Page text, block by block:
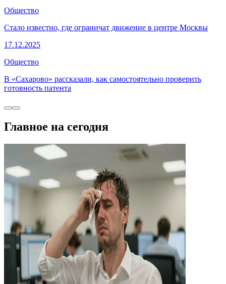
Общество
Стало известно, где ограничат движение в центре Москвы
17.12.2025
Общество
В «Сахарово» рассказали, как самостоятельно проверить
готовность патента
Главное на сегодня